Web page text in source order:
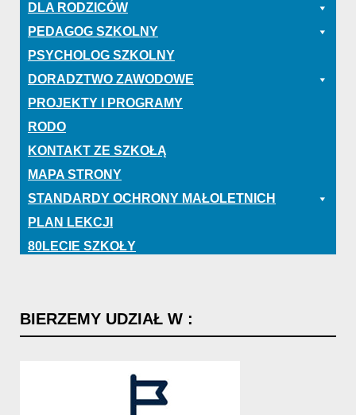
DLA RODZICÓW
PEDAGOG SZKOLNY
PSYCHOLOG SZKOLNY
DORADZTWO ZAWODOWE
PROJEKTY I PROGRAMY
RODO
KONTAKT ZE SZKOŁĄ
MAPA STRONY
STANDARDY OCHRONY MAŁOLETNICH
PLAN LEKCJI
80LECIE SZKOŁY
BIERZEMY UDZIAŁ W :